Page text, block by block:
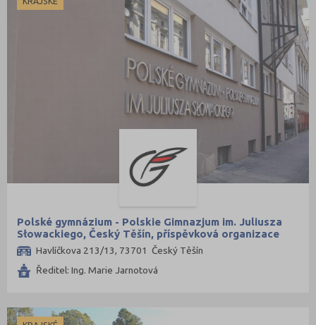
Polské gymnázium - Polskie Gimnazjum im. Juliusza
Słowackiego, Český Těšín, příspěvková organizace
Havlíčkova 213/13, 73701 Český Těšín
Ředitel: Ing. Marie Jarnotová